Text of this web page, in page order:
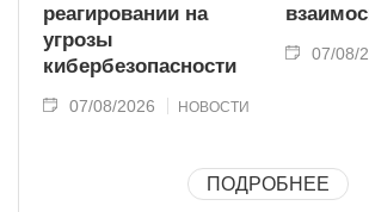
реагировании на
угрозы
кибербезопасности
07/08/2026 НОВОСТИ
07/08/
ПОДРОБНЕЕ